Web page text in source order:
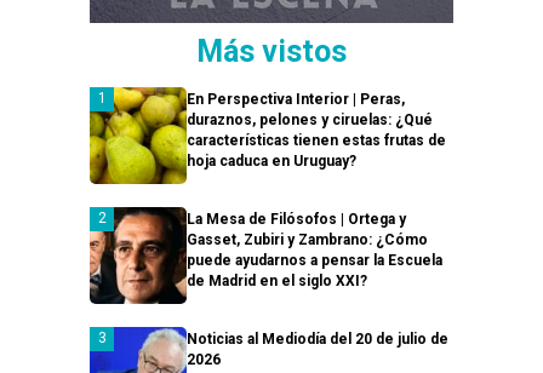
Más vistos
En Perspectiva Interior | Peras,
duraznos, pelones y ciruelas: ¿Qué
características tienen estas frutas de
hoja caduca en Uruguay?
La Mesa de Filósofos | Ortega y
Gasset, Zubiri y Zambrano: ¿Cómo
puede ayudarnos a pensar la Escuela
de Madrid en el siglo XXI?
Noticias al Mediodía del 20 de julio de
2026